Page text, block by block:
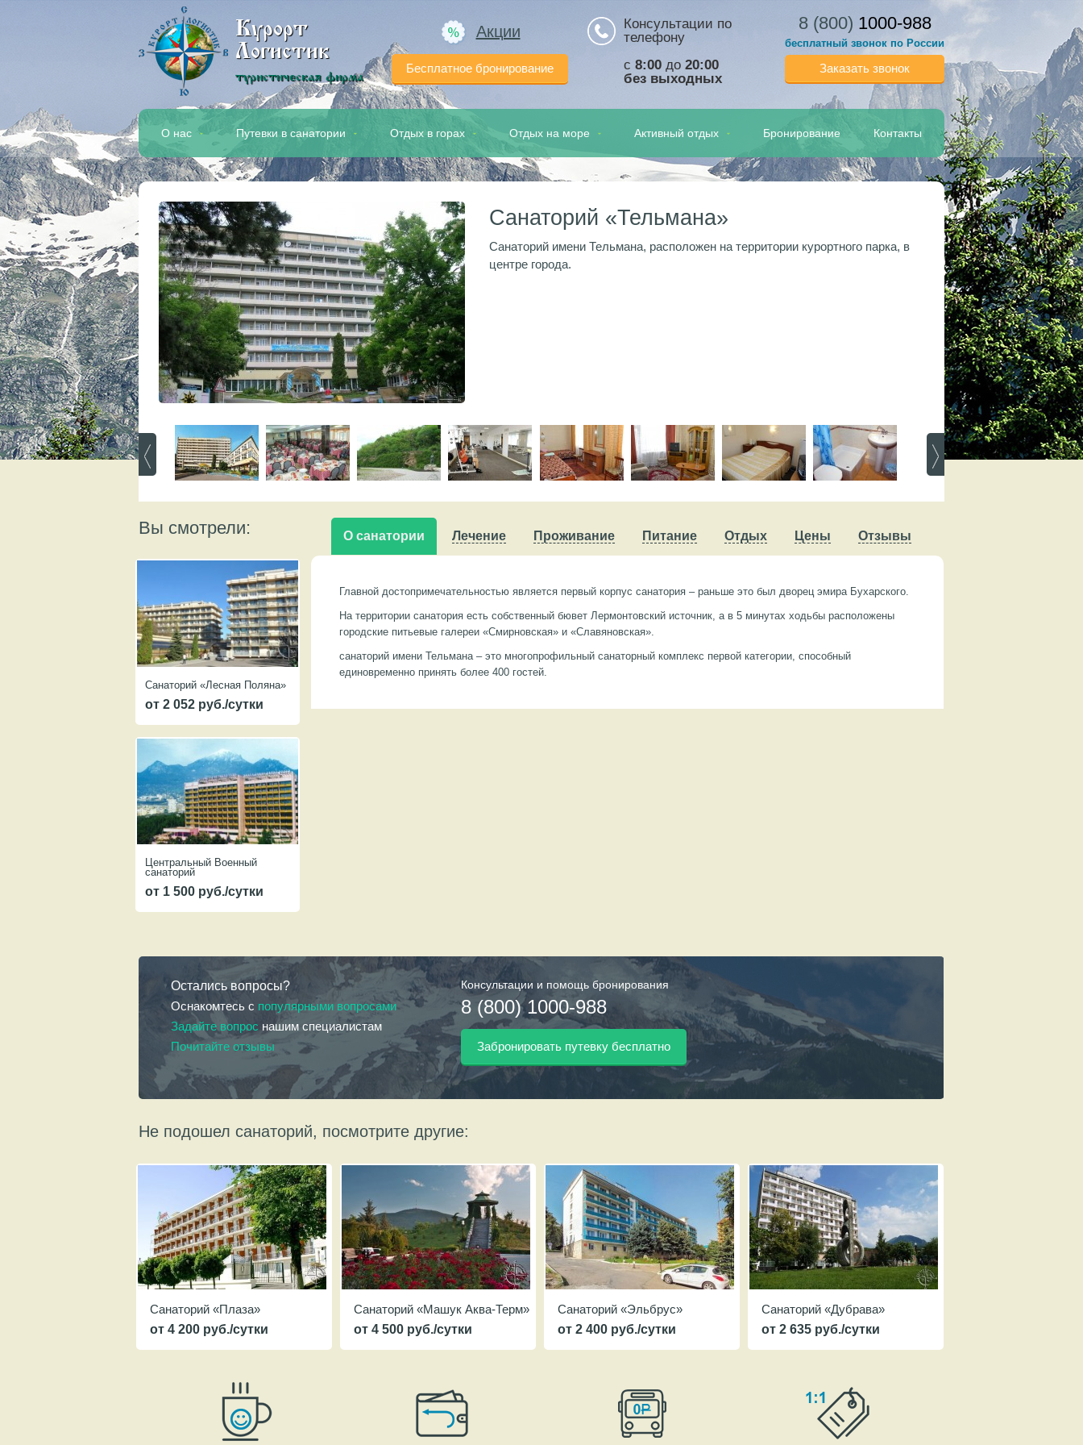
Курорт
Логистик
туристическая фирма
Акции
Бесплатное бронирование
Консультации по
телефону
с 8:00 до 20:00
без выходных
8 (800) 1000-988
бесплатный звонок по России
Заказать звонок
О нас Путевки в санатории Отдых в горах Отдых на море Активный отдых Бронирование Контакты
Санаторий «Тельмана»
Санаторий имени Тельмана, расположен на территории курортного парка, в
центре города.
Вы смотрели:
Санаторий «Лесная Поляна»
от 2 052 руб./сутки
Центральный Военный
санаторий
от 1 500 руб./сутки
О санатории Лечение Проживание Питание Отдых Цены Отзывы
Главной достопримечательностью является первый корпус санатория – раньше это был дворец эмира Бухарского.
На территории санатория есть собственный бювет Лермонтовский источник, а в 5 минутах ходьбы расположены
городские питьевые галереи «Смирновская» и «Славяновская».
санаторий имени Тельмана – это многопрофильный санаторный комплекс первой категории, способный
единовременно принять более 400 гостей.
Остались вопросы?
Оснакомтесь с популярными вопросами
Задайте вопрос нашим специалистам
Почитайте отзывы
Консультации и помощь бронирования
8 (800) 1000-988
Забронировать путевку бесплатно
Не подошел санаторий, посмотрите другие:
Санаторий «Плаза»
от 4 200 руб./сутки
Санаторий «Машук Аква-Терм»
от 4 500 руб./сутки
Санаторий «Эльбрус»
от 2 400 руб./сутки
Санаторий «Дубрава»
от 2 635 руб./сутки